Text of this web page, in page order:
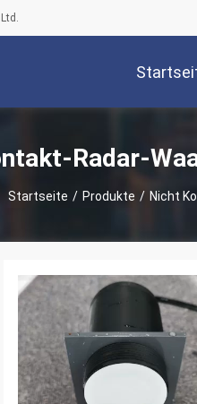
Radar-
Startseite / Produkte / Nicht